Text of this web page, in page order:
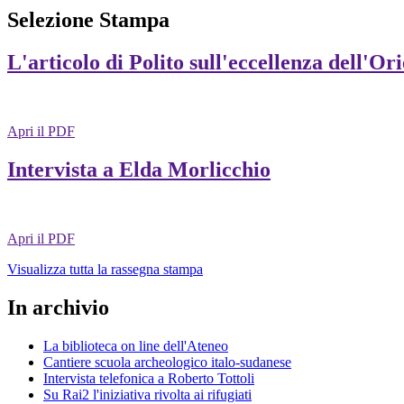
Selezione Stampa
L'articolo di Polito sull'eccellenza
Apri il PDF
Intervista a Elda Morlicchio
Apri il PDF
Visualizza tutta la rassegna stampa
In archivio
La biblioteca on line dell'Ateneo
Cantiere scuola archeologico italo-sudanese
Intervista telefonica a Roberto Tottoli
Su Rai2 l'iniziativa rivolta ai rifugiati